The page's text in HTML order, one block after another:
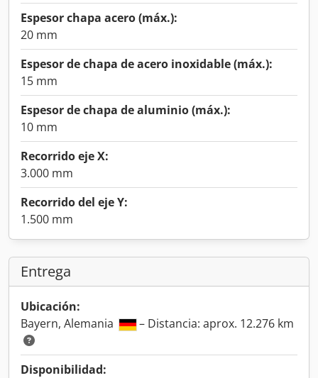
Espesor chapa acero (máx.):
20 mm
Espesor de chapa de acero inoxidable (máx.):
15 mm
Espesor de chapa de aluminio (máx.):
10 mm
Recorrido eje X:
3.000 mm
Recorrido del eje Y:
1.500 mm
Entrega
Ubicación:
Bayern, Alemania
– Distancia: aprox. 12.276 km
Disponibilidad: